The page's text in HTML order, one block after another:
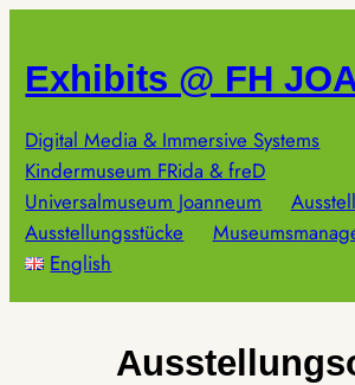
springen
Exhibits @ FH
Digital Media & Immersive Systems
Kindermuseum FRida & freD
Universalmuseum Joanneum
Ausstellungsstücke
English